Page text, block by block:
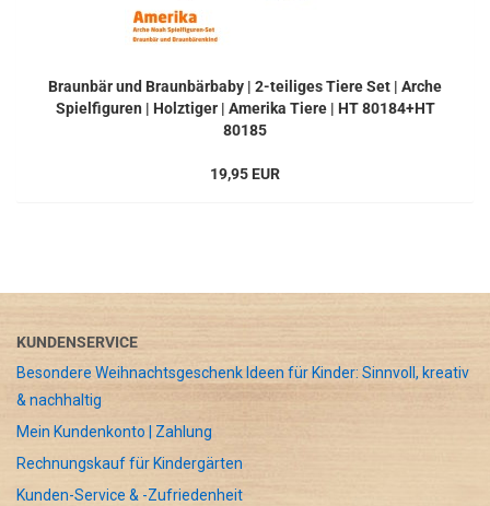
Braunbär und Braunbärbaby | 2-teiliges Tiere Set | Arche
Spielfiguren | Holztiger | Amerika Tiere | HT 80184+HT
80185
19,95 EUR
KUNDENSERVICE
Besondere Weihnachtsgeschenk Ideen für Kinder: Sinnvoll, kreativ
& nachhaltig
Mein Kundenkonto | Zahlung
Rechnungskauf für Kindergärten
Kunden-Service & -Zufriedenheit